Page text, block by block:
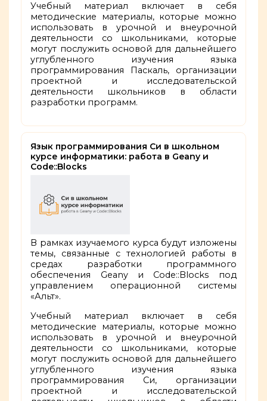
Учебный материал включает в себя
методические материалы, которые можно
использовать в урочной и внеурочной
деятельности со школьниками, которые
могут послужить основой для дальнейшего
углубленного изучения языка
программирования Паскаль, организации
проектной и исследовательской
деятельности школьников в области
разработки программ.
Язык программирования Си в школьном
курсе информатики: работа в Geany и
Code::Blocks
В рамках изучаемого курса будут изложены
темы, связанные с технологией работы в
средах разработки программного
обеспечения Geany и Code::Blocks
под
управлением операционной системы
«Альт».
Учебный материал включает в себя
методические материалы, которые можно
использовать в урочной и внеурочной
деятельности со школьниками, которые
могут послужить основой для дальнейшего
углубленного изучения языка
программирования Си, организации
проектной и исследовательской